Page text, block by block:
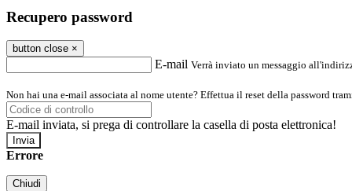
Recupero password
button close ×
E-mail Verrà inviato un messaggio
Non hai una e-mail associata al nome utente? Effettua il reset della password
E-mail inviata, si prega di controllare la casella di posta elettronica!
Errore
Chiudi